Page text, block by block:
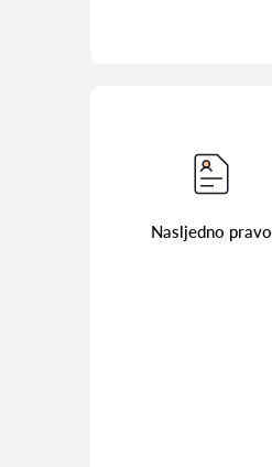
Nasljedno pravo